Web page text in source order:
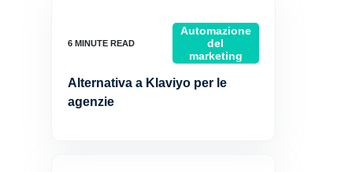
Automazione
del
marketing
Alternativa a Klaviyo per le
agenzie